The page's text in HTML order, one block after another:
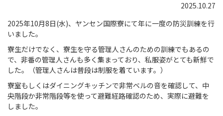
2025.10.27
2025年10月8日(水)、ヤンセン国際寮にて年に一度の防災訓練を行
いました。
寮生だけでなく、寮生を守る管理人さんのための訓練でもあるの
で、非番の管理人さんも多く集まっており、私服姿がとても新鮮で
した。（管理人さんは普段は制服を着ています。）
寮室もしくはダイニングキッチンで非常ベルの音を確認して、中
央階段か非常階段等を使って避難経路確認のため、実際に避難を
しました。